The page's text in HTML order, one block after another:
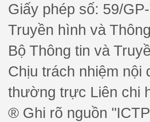
Giấy phép số: 59/
Truyền hình và
Bộ Thông tin và
Chịu trách nhiệm nội
thường trực Liên chi
® Ghi rõ nguồn